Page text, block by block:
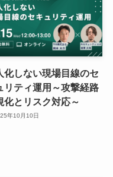
化しない現場目線のセ
リティ運用～攻撃経路
化とリスク対応～
年10月10日